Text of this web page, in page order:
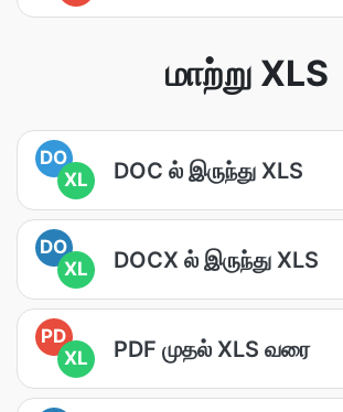
மாற்று XLS
DO
XL
DOC ல் இருந்து XLS
DO
XL
DOCX ல் இருந்து XLS
PD
XL
PDF முதல் XLS வரை